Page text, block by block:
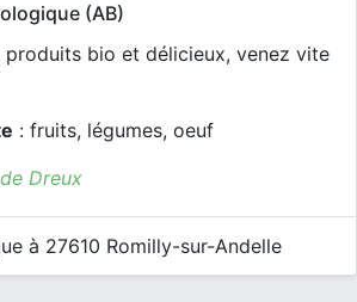
(AB)
produits bio et délicieux, venez vite
: fruits, légumes, oeuf
Dreux
à 27610 Romilly-sur-Andelle